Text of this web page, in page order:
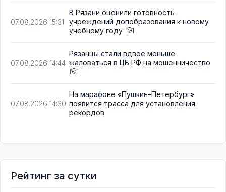
07.08.2026 15:31
В Рязани оценили готовность
учреждений допобразования к новому
учебному году
07.08.2026 14:44
Рязанцы стали вдвое меньше
жаловаться в ЦБ РФ на мошенничество
07.08.2026 14:30
На марафоне «Пушкин–Петербург»
появится трасса для установления
рекордов
Рейтинг за сутки